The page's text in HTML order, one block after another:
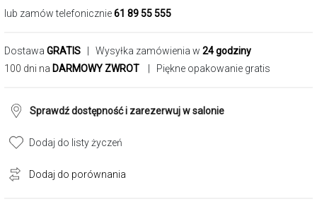
lub zamów telefonicznie61 89 55 555
Dostawa GRATIS | Wysyłka zamówienia w 24 godziny
100 dni na DARMOWY ZWROT | Piękne opakowanie gratis
Sprawdź dostępność i zarezerwuj w salonie
Dodaj do listy życzeń
Dodaj do porównania